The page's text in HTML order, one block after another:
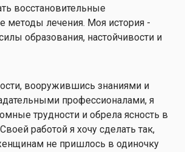
восстановительные
методы лечения. Моя история -
образования, настойчивости и
вооружившись знаниями и
профессионалами, я
трудности и обрела ясность в
работой я хочу сделать так,
не пришлось в одиночку